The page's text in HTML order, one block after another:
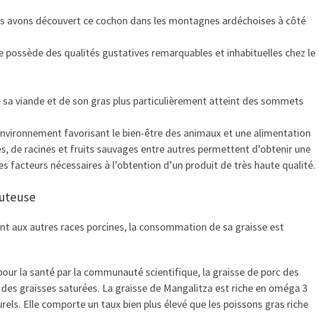
avons découvert ce cochon dans les montagnes ardéchoises à côté
possède des qualités gustatives remarquables et inhabituelles chez le
sa viande et de son gras plus particulièrement atteint des sommets
favorisant le bien-être des animaux et une alimentation
de racines et fruits sauvages entre autres permettent d’obtenir une
facteurs nécessaires à l’obtention d’un produit de très haute qualité.
aux autres races porcines, la consommation de sa graisse est
la santé par la communauté scientifique, la graisse de porc des
graisses saturées. La graisse de Mangalitza est riche en oméga 3
Elle comporte un taux bien plus élevé que les poissons gras riche